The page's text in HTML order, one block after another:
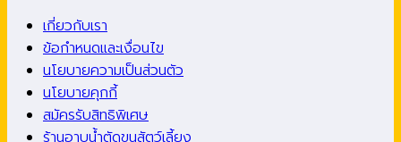
เกี่ยวกับเรา
ข้อกำหนดและเงื่อนไข
นโยบายความเป็นส่วนตัว
นโยบายคุกกี้
สมัครรับสิทธิพิเศษ
ร้านอาบน้ำตัดขนสัตว์เลี้ยง